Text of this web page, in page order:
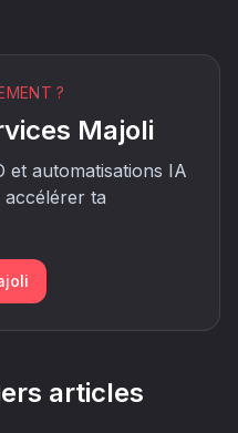
?
Majoli
et automatisations IA
ta
articles